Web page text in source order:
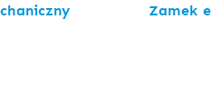
Zamek